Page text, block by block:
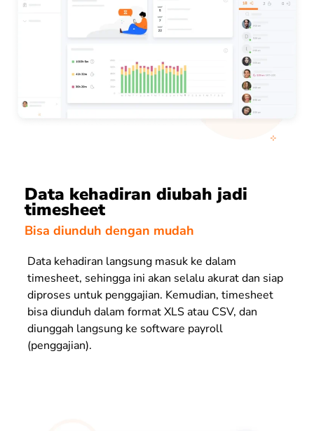
Data kehadiran diubah jadi
timesheet
Bisa diunduh dengan mudah
Data kehadiran langsung masuk ke dalam
timesheet, sehingga ini akan selalu akurat dan siap
diproses untuk penggajian. Kemudian, timesheet
bisa diunduh dalam format XLS atau CSV, dan
diunggah langsung ke software payroll
(penggajian).